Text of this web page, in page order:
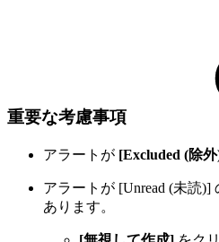
重要な考慮事項
アラートが [Excluded (除
アラートが [Unread (未読
あります。